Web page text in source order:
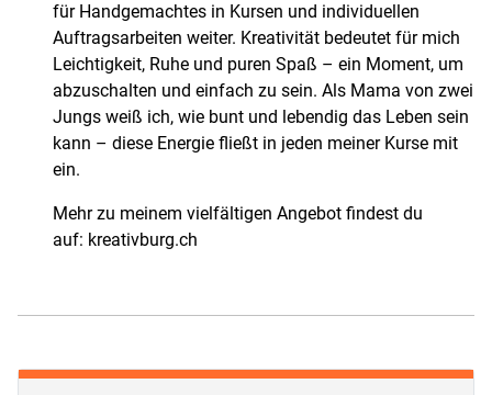
für Handgemachtes in Kursen und individuellen
Auftragsarbeiten weiter. Kreativität bedeutet für mich
Leichtigkeit, Ruhe und puren Spaß – ein Moment, um
abzuschalten und einfach zu sein. Als Mama von zwei
Jungs weiß ich, wie bunt und lebendig das Leben sein
kann – diese Energie fließt in jeden meiner Kurse mit
ein.
Mehr zu meinem vielfältigen Angebot findest du
auf: kreativburg.ch